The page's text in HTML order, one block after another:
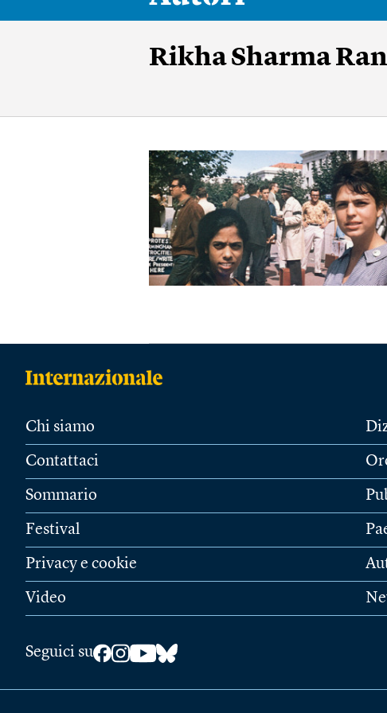
Rikha Sharma
Chi siamo
Contattaci
Sommario
Festival
Privacy e cookie
Video
Seguici su